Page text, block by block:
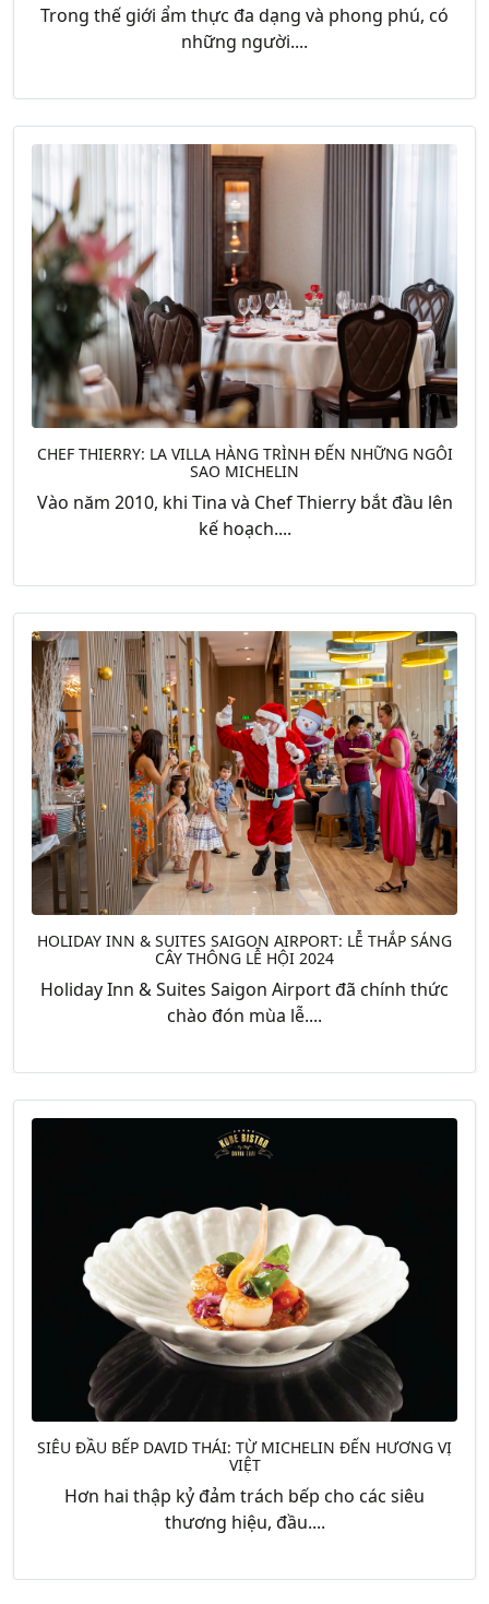
Trong thế giới ẩm thực đa dạng và phong phú, có
những người....
CHEF THIERRY: LA VILLA HÀNG TRÌNH ĐẾN NHỮNG NGÔI
SAO MICHELIN
Vào năm 2010, khi Tina và Chef Thierry bắt đầu lên
kế hoạch....
HOLIDAY INN & SUITES SAIGON AIRPORT: LỄ THẮP SÁNG
CÂY THÔNG LỄ HỘI 2024
Holiday Inn & Suites Saigon Airport đã chính thức
chào đón mùa lễ....
SIÊU ĐẦU BẾP DAVID THÁI: TỪ MICHELIN ĐẾN HƯƠNG VỊ
VIỆT
Hơn hai thập kỷ đảm trách bếp cho các siêu
thương hiệu, đầu....